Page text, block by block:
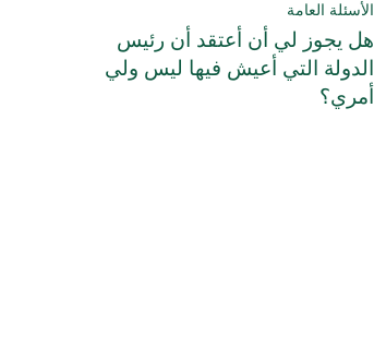
الأسئلة العامة
هل يجوز لي أن أعتقد أن رئيس
الدولة التي أعيش فيها ليس ولي
أمري؟